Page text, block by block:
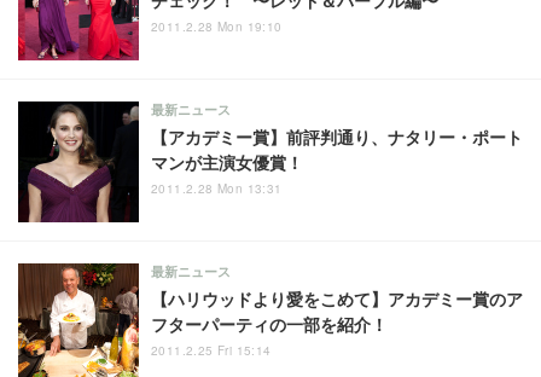
2011.2.28 Mon 19:10
【アカデミー賞】前評判通り、ナタリー・ポート
マンが主演女優賞！
最新ニュース
2011.2.28 Mon 13:31
【ハリウッドより愛をこめて】アカデミー賞のア
フターパーティの一部を紹介！
最新ニュース
2011.2.25 Fri 15:14